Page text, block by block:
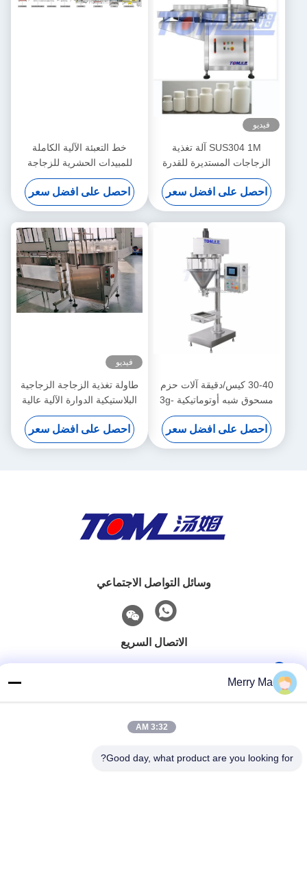
فيديو
SUS304 1M آلة تغذية
الزجاجات المستديرة للقدرة
الصغيرة
احصل على افضل سعر
خط التعبئة الآلية الكاملة
للمبيدات الحشرية للزجاجة
الكيميائية الزراعية 100 مل-1
لتر
احصل على افضل سعر
30-40 كيس/دقيقة آلات حزم
مسحوق شبه أوتوماتيكية 3g-
1000g
احصل على افضل سعر
فيديو
طاولة تغذية الزجاجة الزجاجية
البلاستيكية الدوارة الآلية عالية
السرعة
احصل على افضل سعر
وسائل التواصل الاجتماعي
الاتصال السريع
عنوان
Merry Ma
3:32 AM
Good day, what product are you looking for?